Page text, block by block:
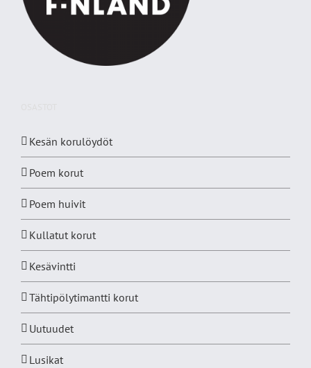
Kesän korulöydöt
Poem korut
Poem huivit
Kullatut korut
Kesävintti
Tähtipölytimantti korut
Uutuudet
Lusikat